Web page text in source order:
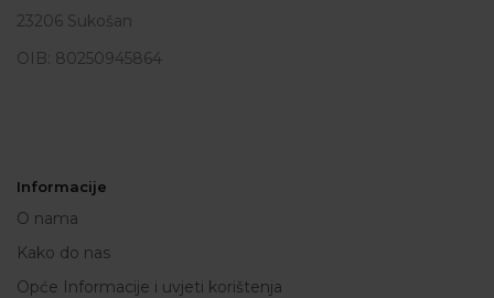
23206 Sukošan
OIB: 80250945864
Informacije
O nama
Kako do nas
Opće Informacije i uvjeti korištenja